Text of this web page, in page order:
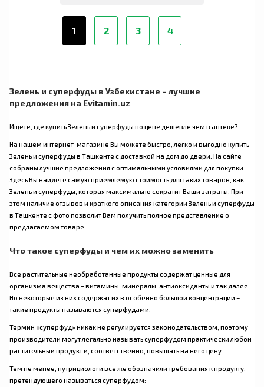
1 2 3 4
Зелень и суперфуды в Узбекистане – лучшие
предложения на Evitamin.uz
Ищете, где купить Зелень и суперфуды по цене дешевле чем в аптеке?
На нашем интернет-магазине Вы можете быстро, легко и выгодно купить
Зелень и суперфуды в Ташкенте с доставкой на дом до двери. На сайте
собраны лучшие предложения с оптимальными условиями для покупки.
Здесь Вы найдете самую приемлемую стоимость для таких товаров, как
Зелень и суперфуды, которая максимально сократит Ваши затраты. При
этом наличие отзывов и краткого описания категории Зелень и суперфуды
в Ташкенте с фото позволит Вам получить полное представление о
предлагаемом товаре.
Что такое суперфуды и чем их можно заменить
Все растительные необработанные продукты содержат ценные для
организма вещества – витамины, минералы, антиоксиданты и так далее.
Но некоторые из них содержат их в особенно большой концентрации –
такие продукты называются суперфудами.
Термин «суперфуд» никак не регулируется законодательством, поэтому
производители могут легально называть суперфудом практически любой
растительный продукт и, соответственно, повышать на него цену.
Тем не менее, нутрициологи все же обозначили требования к продукту,
претендующего называться суперфудом: